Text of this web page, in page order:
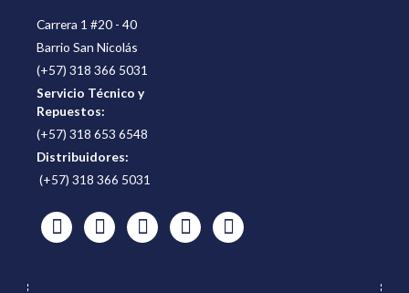
Carrera 1 #20 - 40
Barrio San Nicolás
(+57) 318 366 5031
Servicio Técnico y
Repuestos:
(+57) 318 653 6548
Distribuidores:
(+57) 318 366 5031